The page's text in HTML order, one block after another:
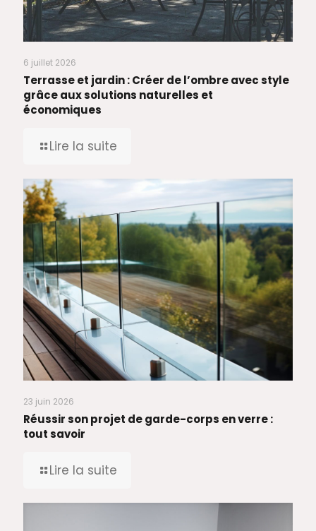
6 juillet 2026
Terrasse et jardin : Créer de l’ombre avec style
grâce aux solutions naturelles et
économiques
Lire la suite
23 juin 2026
Réussir son projet de garde-corps en verre :
tout savoir
Lire la suite